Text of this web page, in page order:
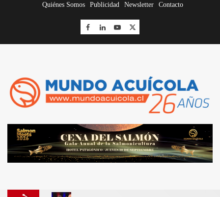
Quiénes Somos Publicidad Newsletter Contacto